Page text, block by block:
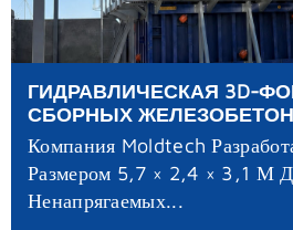
ГИДРАВЛИЧЕСКАЯ 3D-
СБОРНЫХ
Компания Moldtech
Размером 5,7 × 2,4 × 3,1 М
Ненапрягаемых...